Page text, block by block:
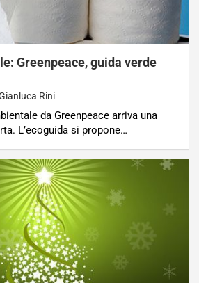
Greenpeace, guida verde
Rini
da Greenpeace arriva una
L’ecoguida si propone…